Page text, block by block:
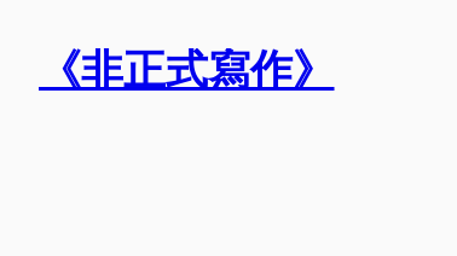
《非正式寫作》